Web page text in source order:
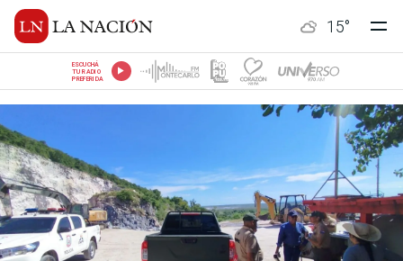
15°
ESCUCHÁ
TU RADIO
PREFERIDA